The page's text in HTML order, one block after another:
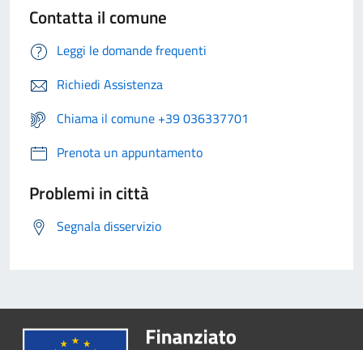
Contatta il comune
Leggi le domande frequenti
Richiedi Assistenza
Chiama il comune +39 036337701
Prenota un appuntamento
Problemi in città
Segnala disservizio